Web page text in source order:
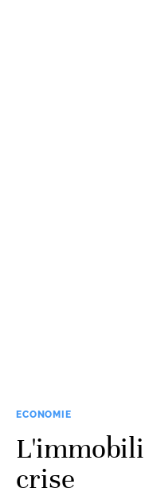
ECONOMIE
crise